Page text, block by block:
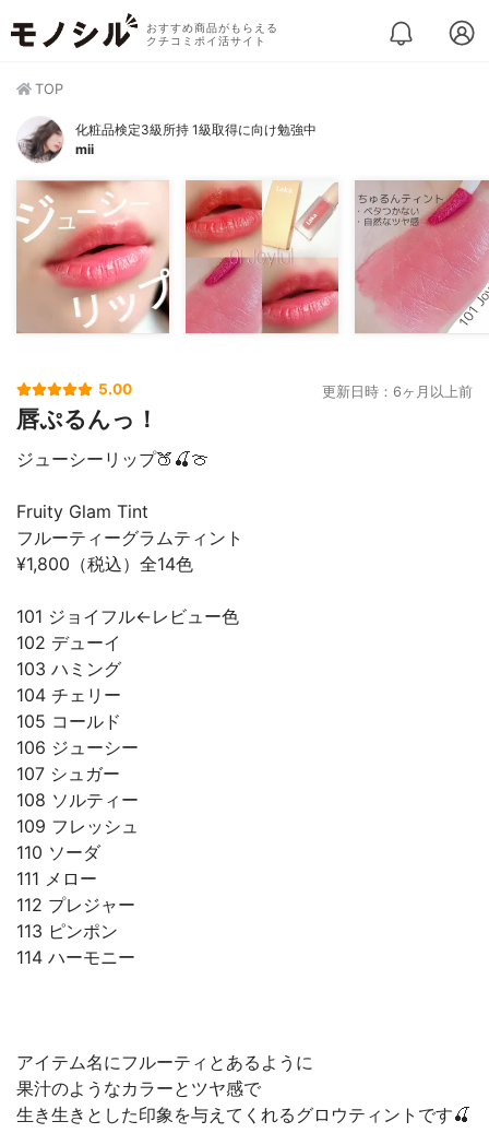
おすすめ商品がもらえる
クチコミポイ活サイト
TOP
化粧品検定3級所持 1級取得に向け勉強中
mii
5.00 更新日時：6ヶ月以上前
唇ぷるんっ！
ジューシーリップ🍑🍒🍈⁡
Fruity Glam Tint⁡
フルーティーグラムティント⁡
¥1,800（税込）全14色⁡
101 ジョイフル←レビュー色⁡
102 デューイ⁡
103 ハミング⁡
104 チェリー⁡
105 コールド⁡
106 ジューシー⁡
107 シュガー⁡
108 ソルティー⁡
109 フレッシュ⁡
110 ソーダ⁡
111 メロー⁡
112 プレジャー⁡
113 ピンポン⁡
114 ハーモニー⁡
アイテム名にフルーティとあるように⁡
果汁のようなカラーとツヤ感で⁡
生き生きとした印象を与えてくれるグロウティントです🍒⁡